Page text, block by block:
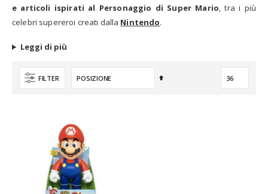
e articoli ispirati al Personaggio di Super Mario, tra i più
celebri supereroi creati dalla Nintendo.
Leggi di più
FILTER
Imposta